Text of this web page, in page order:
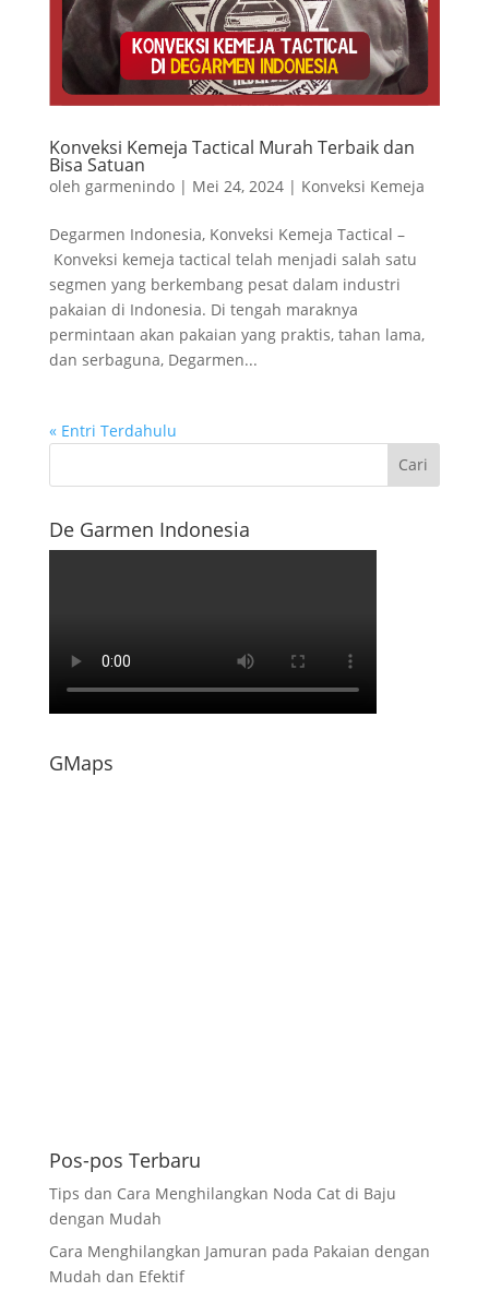
Konveksi Kemeja Tactical Murah Terbaik dan
Bisa Satuan
oleh garmenindo| Mei 24, 2024| Konveksi Kemeja
Degarmen Indonesia, Konveksi Kemeja Tactical –
Konveksi kemeja tactical telah menjadi salah satu
segmen yang berkembang pesat dalam industri
pakaian di Indonesia. Di tengah maraknya
permintaan akan pakaian yang praktis, tahan lama,
dan serbaguna, Degarmen...
« Entri Terdahulu
De Garmen Indonesia
GMaps
Pos-pos Terbaru
Tips dan Cara Menghilangkan Noda Cat di Baju
dengan Mudah
Cara Menghilangkan Jamuran pada Pakaian dengan
Mudah dan Efektif